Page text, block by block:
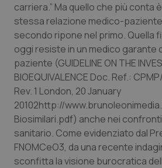
carriera.” Ma quello che più conta
stessa relazione medico-paziente
secondo ripone nel primo. Quella
oggi resiste in un medico garante
paziente (GUIDELINE ON THE
BIOEQUIVALENCE Doc. Ref.:
Rev. 1 London, 20 January
20102http://
Biosimilari.pdf) anche nei
sanitario. Come evidenziato dal
FNOMCeO3, da una recente
sconfitta la visione burocratica